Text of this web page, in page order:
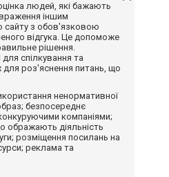
людей, які бажають
іншим
сайту з обов'язковою
відгука. Це допоможе
рішення.
спілкування та
роз'яснення питань, що
ненормативної
безпосереднє
компаніями;
ображають діяльність
розміщення посилань на
реклама та